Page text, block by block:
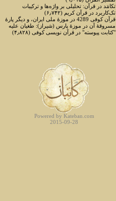
تکامَد در قرآن: تحلیلی بر واژه‌ها و ترکیبات
تک‌کاربرد در قرآن کریم (۶٫۷۴۲)
قرآن کوفی 4289 در موزۀ ملی ایران، و دیگر پارۀ
مسروقۀ آن در موزۀ پارس (شیراز): طغیان علیه
"کتابت پیوسته" در قرآن نویسی کوفی (۴٫۸۲۸)
Powered by Kateban.com
2015-09-28